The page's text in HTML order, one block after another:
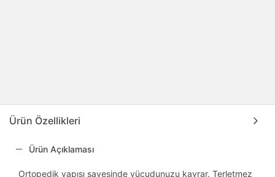
Ürün Özellikleri
Ürün Açıklaması
Ortopedik yapısı sayesinde vücudunuzu kavrar. Terletmez